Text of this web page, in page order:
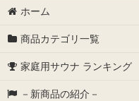
ホーム
商品カテゴリ一覧
家庭用サウナ ランキング
－新商品の紹介－